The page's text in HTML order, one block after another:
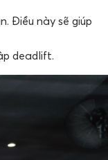
Điều này sẽ giúp
deadlift.